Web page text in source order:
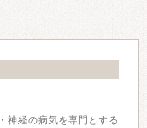
神経の病気を専門とする